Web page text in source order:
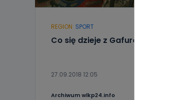
REGION SPORT
Co się dzieje z Gafurowem?
27.09.2018 12:05
Archiwum wlkp24.info